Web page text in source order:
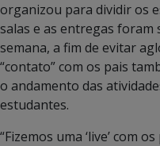
organizou para dividir os
salas e as entregas foram
semana, a fim de evitar
“contato” com os pais
o andamento das
estudantes.
“Fizemos uma ‘live’ com